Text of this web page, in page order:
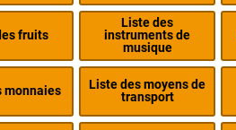
fruits
Liste des
instruments de
musique
monnaies
Liste des moyens de
transport